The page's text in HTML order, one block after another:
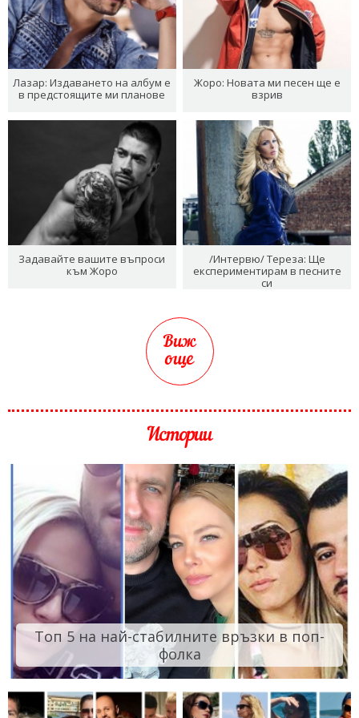
Лазар: Издаването на албум е
в предстоящите ми планове
Жоро: Новата ми песен ще е
взрив
Задавайте вашите въпроси
към Жоро
/Интервю/ Тереза: Ще
експериментирам в песните
си
Виж
още
Истории
Топ 5 на най-стабилните връзки в поп-
фолка